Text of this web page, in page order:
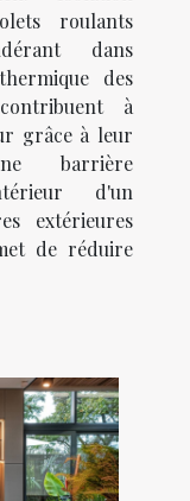
roulants
dans
des
à
grâce à leur
barrière
d'un
extérieures
de réduire